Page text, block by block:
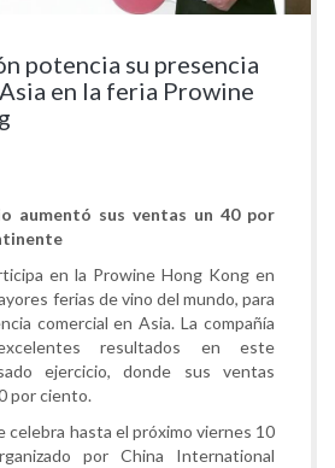
potencia su presencia
en la feria Prowine
aumentó sus ventas un 40 por
en la Prowine Hong Kong en
ferias de vino del mundo, para
comercial en Asia. La compañía
resultados en este
ejercicio, donde sus ventas
por ciento.
celebra hasta el próximo viernes 10
por China International